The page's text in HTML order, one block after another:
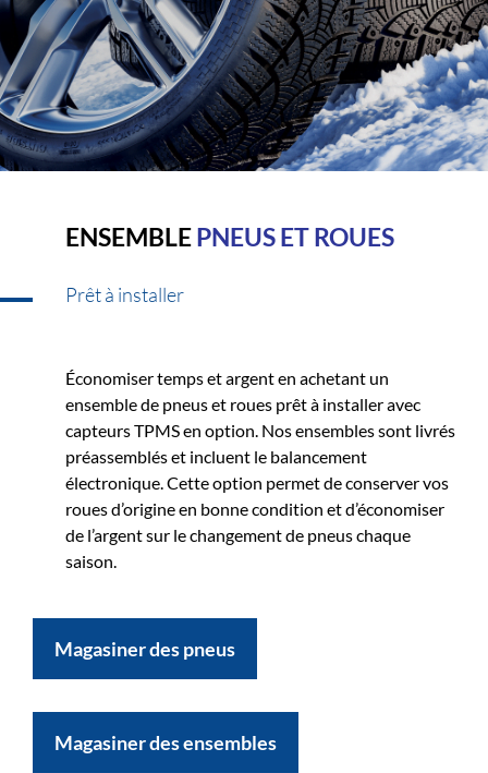
ENSEMBLEPNEUS ET ROUES
Prêt à installer
Économiser temps et argent en achetant un
ensemble de pneus et roues prêt à installer avec
capteurs TPMS en option. Nos ensembles sont livrés
préassemblés et incluent le balancement
électronique. Cette option permet de conserver vos
roues d’origine en bonne condition et d’économiser
de l’argent sur le changement de pneus chaque
saison.
Magasiner des pneus
Magasiner des ensembles